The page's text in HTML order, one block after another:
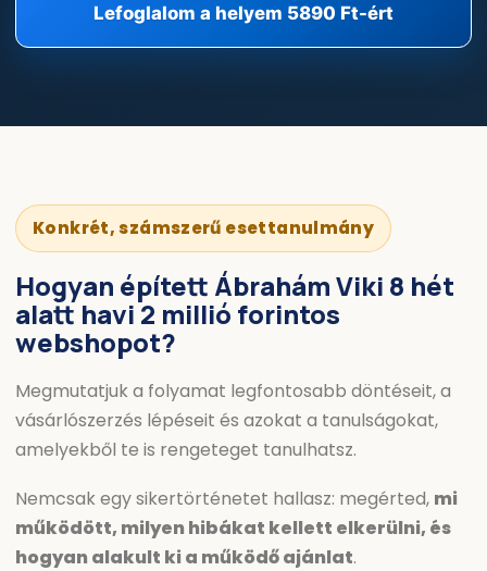
Lefoglalom a helyem 5890 Ft-ért
Konkrét, számszerű esettanulmány
Hogyan épített Ábrahám Viki 8 hét
alatt havi 2 millió forintos
webshopot?
Megmutatjuk a folyamat legfontosabb döntéseit, a
vásárlószerzés lépéseit és azokat a tanulságokat,
amelyekből te is rengeteget tanulhatsz.
Nemcsak egy sikertörténetet hallasz: megérted, mi
működött, milyen hibákat kellett elkerülni, és
hogyan alakult ki a működő ajánlat.